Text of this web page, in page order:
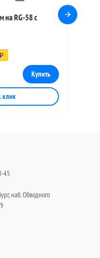
на RG-58 с
₽
45
наб. Обводного